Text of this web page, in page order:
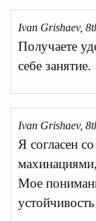
Ivan Grishaev,
Получаете
себе занятие.
Ivan Grishaev,
Я согласен
Мое